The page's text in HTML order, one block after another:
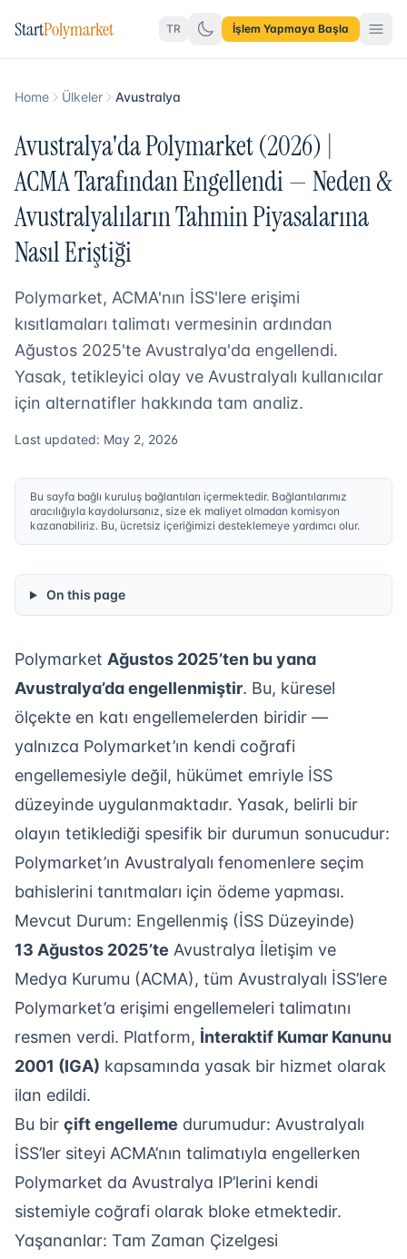
StartPolymarket TR İşlem Yapmaya Başla
Home Ülkeler Avustralya
Avustralya'da Polymarket (2026) |
ACMA Tarafından Engellendi — Neden &
Avustralyalıların Tahmin Piyasalarına
Nasıl Eriştiği
Polymarket, ACMA'nın İSS'lere erişimi
kısıtlamaları talimatı vermesinin ardından
Ağustos 2025'te Avustralya'da engellendi.
Yasak, tetikleyici olay ve Avustralyalı kullanıcılar
için alternatifler hakkında tam analiz.
Last updated: May 2, 2026
Bu sayfa bağlı kuruluş bağlantıları içermektedir. Bağlantılarımız
aracılığıyla kaydolursanız, size ek maliyet olmadan komisyon
kazanabiliriz. Bu, ücretsiz içeriğimizi desteklemeye yardımcı olur.
On this page
Polymarket Ağustos 2025’ten bu yana
Avustralya’da engellenmiştir. Bu, küresel
ölçekte en katı engellemelerden biridir —
yalnızca Polymarket’ın kendi coğrafi
engellemesiyle değil, hükümet emriyle İSS
düzeyinde uygulanmaktadır. Yasak, belirli bir
olayın tetiklediği spesifik bir durumun sonucudur:
Polymarket’ın Avustralyalı fenomenlere seçim
bahislerini tanıtmaları için ödeme yapması.
Mevcut Durum: Engellenmiş (İSS Düzeyinde)
13 Ağustos 2025’te Avustralya İletişim ve
Medya Kurumu (ACMA), tüm Avustralyalı İSS’lere
Polymarket’a erişimi engellemeleri talimatını
resmen verdi. Platform, İnteraktif Kumar Kanunu
2001 (IGA) kapsamında yasak bir hizmet olarak
ilan edildi.
Bu bir çift engelleme durumudur: Avustralyalı
İSS’ler siteyi ACMA’nın talimatıyla engellerken
Polymarket da Avustralya IP’lerini kendi
sistemiyle coğrafi olarak bloke etmektedir.
Yaşananlar: Tam Zaman Çizelgesi